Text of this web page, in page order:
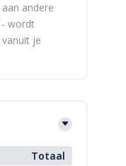
andere
wordt
je
Totaal